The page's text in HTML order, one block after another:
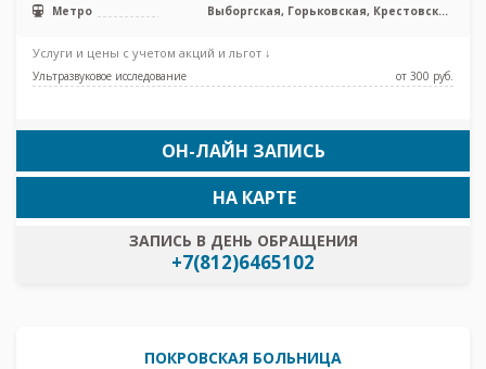
Метро
Выборгская, Горьковская, Крестовский
Услуги и цены с учетом акций и льгот ↓
Ультразвуковое исследование от 300 pуб.
ОН-ЛАЙН ЗАПИСЬ
ЗАПИСЬ В ДЕНЬ ОБРАЩЕНИЯ
+7(812)6465102
НА КАРТЕ
ПОКРОВСКАЯ БОЛЬНИЦА